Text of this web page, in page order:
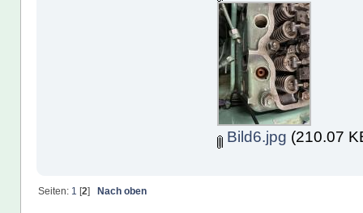
Bild6.jpg (210.07
Seiten: 1 [2] Nach oben